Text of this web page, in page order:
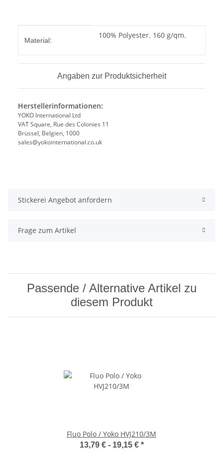
Material:
100% Polyester. 160 g/qm.
Angaben zur Produktsicherheit
Herstellerinformationen:
YOKO International Ltd
VAT Square, Rue des Colonies 11
Brüssel, Belgien, 1000
sales@yokointernational.co.uk
Stickerei Angebot anfordern
Frage zum Artikel
Passende / Alternative Artikel zu
diesem Produkt
Fluo Polo / Yoko HVJ210/3M
13,79 € - 19,15 € *